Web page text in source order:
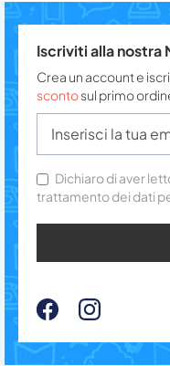
Iscriviti alla nostra
Crea un account e
scontosul primo
Dichiaro di aver
trattamento dei dati